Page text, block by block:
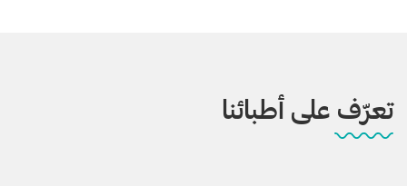
تعرّف على أطبائنا